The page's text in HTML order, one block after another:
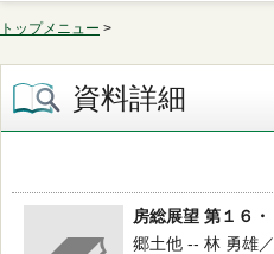
トップメニュー >
資料詳細
房総展望 第１６
郷土他 -- 林 勇雄